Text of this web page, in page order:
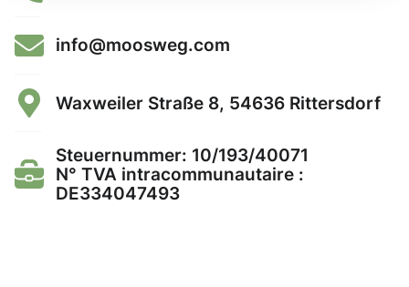
info@moosweg.com
Waxweiler Straße 8, 54636 Rittersdorf
Steuernummer: 10/193/40071
N° TVA intracommunautaire :
DE334047493